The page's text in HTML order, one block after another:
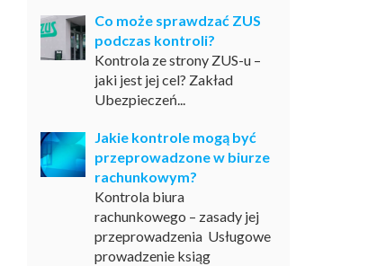
Co może sprawdzać ZUS
podczas kontroli?
Kontrola ze strony ZUS-u –
jaki jest jej cel? Zakład
Ubezpieczeń...
Jakie kontrole mogą być
przeprowadzone w biurze
rachunkowym?
Kontrola biura
rachunkowego – zasady jej
przeprowadzenia Usługowe
prowadzenie ksiąg